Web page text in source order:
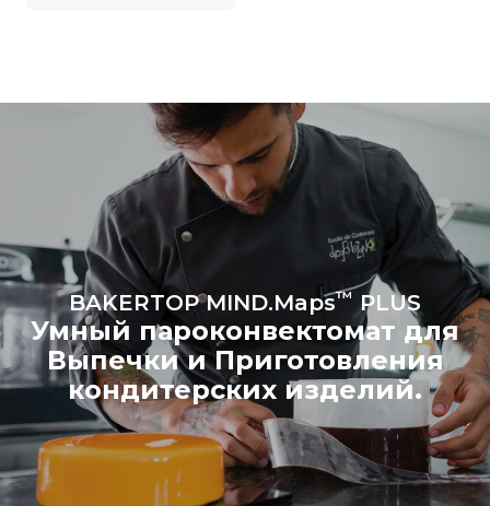
возобновляемых
источников.
Gas Protocol
Рассчитано с учетом
ежедневного использования
печи (300 дней в году):
8 средних загрузок
круассанов
Рассчитано с учетом
следующих еженедельных
циклов мойки (42 недели/год):
1 короткая мойка
BAKERTOP MIND.Maps™ PLUS
Умный пароконвектомат для
Выпечки и Приготовления
кондитерских изделий.